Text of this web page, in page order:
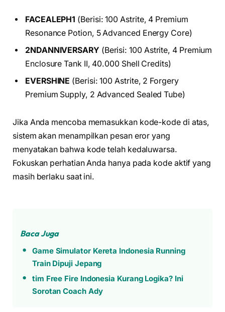
FACEALEPH1 (Berisi: 100 Astrite, 4 Premium
Resonance Potion, 5 Advanced Energy Core)
2NDANNIVERSARY (Berisi: 100 Astrite, 4 Premium
Enclosure Tank II, 40.000 Shell Credits)
EVERSHINE (Berisi: 100 Astrite, 2 Forgery
Premium Supply, 2 Advanced Sealed Tube)
Jika Anda mencoba memasukkan kode-kode di atas,
sistem akan menampilkan pesan eror yang
menyatakan bahwa kode telah kedaluwarsa.
Fokuskan perhatian Anda hanya pada kode aktif yang
masih berlaku saat ini.
Baca Juga
Game Simulator Kereta Indonesia Running
Train Dipuji Jepang
tim Free Fire Indonesia Kurang Logika? Ini
Sorotan Coach Ady